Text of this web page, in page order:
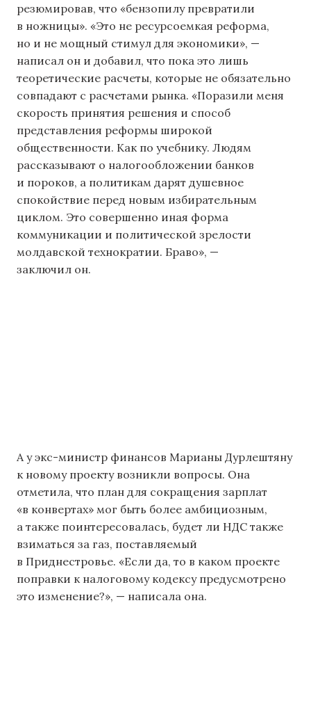
резюмировав, что «бензопилу превратили
в ножницы». «Это не ресурсоемкая реформа,
но и не мощный стимул для экономики», —
написал он и добавил, что пока это лишь
теоретические расчеты, которые не обязательно
совпадают с расчетами рынка. «Поразили меня
скорость принятия решения и способ
представления реформы широкой
общественности. Как по учебнику. Людям
рассказывают о налогообложении банков
и пороков, а политикам дарят душевное
спокойствие перед новым избирательным
циклом. Это совершенно иная форма
коммуникации и политической зрелости
молдавской технократии. Браво», —
заключил он.
А у экс-министр финансов Марианы Дурлештяну
к новому проекту возникли вопросы. Она
отметила, что план для сокращения зарплат
«в конвертах» мог быть более амбициозным,
а также поинтересовалась, будет ли НДС также
взиматься за газ, поставляемый
в Приднестровье. «Если да, то в каком проекте
поправки к налоговому кодексу предусмотрено
это изменение?», — написала она.